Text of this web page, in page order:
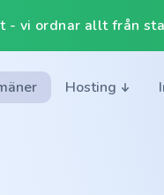
- vi ordnar allt från
Hosting